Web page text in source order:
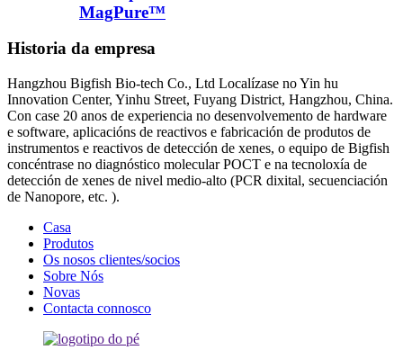
MagPure™
Historia da empresa
Hangzhou Bigfish Bio-tech Co., Ltd Localízase no Yin hu
Innovation Center, Yinhu Street, Fuyang District, Hangzhou, China.
Con case 20 anos de experiencia no desenvolvemento de hardware
e software, aplicacións de reactivos e fabricación de produtos de
instrumentos e reactivos de detección de xenes, o equipo de Bigfish
concéntrase no diagnóstico molecular POCT e na tecnoloxía de
detección de xenes de nivel medio-alto (PCR dixital, secuenciación
de Nanopore, etc. ).
Casa
Produtos
Os nosos clientes/socios
Sobre Nós
Novas
Contacta connosco